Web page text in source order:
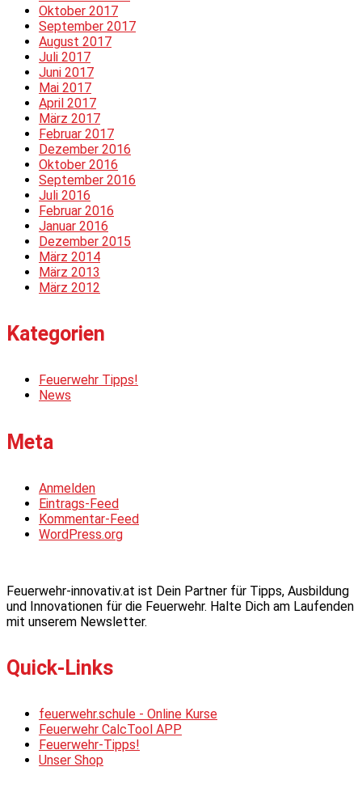
Oktober 2017
September 2017
August 2017
Juli 2017
Juni 2017
Mai 2017
April 2017
März 2017
Februar 2017
Dezember 2016
Oktober 2016
September 2016
Juli 2016
Februar 2016
Januar 2016
Dezember 2015
März 2014
März 2013
März 2012
Kategorien
Feuerwehr Tipps!
News
Meta
Anmelden
Eintrags-Feed
Kommentar-Feed
WordPress.org
Feuerwehr-innovativ.at ist Dein Partner für Tipps, Ausbildung
und Innovationen für die Feuerwehr. Halte Dich am Laufenden
mit unserem Newsletter.
Quick-Links
feuerwehr.schule - Online Kurse
Feuerwehr CalcTool APP
Feuerwehr-Tipps!
Unser Shop